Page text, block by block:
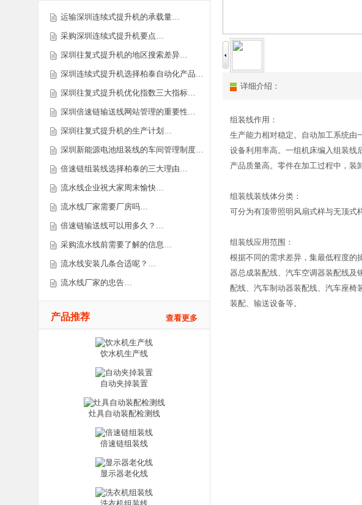
运输深圳连续式提升机的承载量…
采购深圳连续式提升机要点…
深圳往复式提升机的地区搜索差异…
深圳连续式提升机选择柏泰自动化产品…
深圳往复式提升机优化指数三大指标…
深圳倍速链输送线网站管理的重要性…
深圳往复式提升机的生产计划…
深圳新能源电池组装线的车间管理制度…
倍速链组装线选择柏泰的三大理由…
流水线企业祝大家周末愉快…
流水线厂家需要厂房吗…
倍速链输送线可以用多久？…
采购流水线前需要了解的信息…
流水线安装几条合适呢？…
流水线厂家的忠告…
产品推荐 查看更多
饮水机生产线
自动夹掉装置
灶具自动装配检测线
倍速链组装线
显示器老化线
详细介绍：
组装线作用：
生产能力相对稳定。自动加工系统由
设备利用率高。一组机床编入组装线
产品质量高。零件在加工过程中，装
组装线装线体分类：
可分为有顶带照明风扇式样与无顶式
组装线应用范围：
根据不同的需求差异，集最低程度
器总成装配线、汽车空调器装配线及
配线、汽车制动器装配线、汽车座椅
装配、输送设备等。